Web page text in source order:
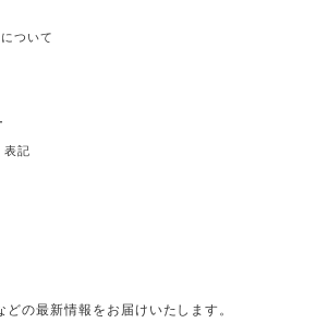
ついて
表記
の最新情報をお届けいたします。